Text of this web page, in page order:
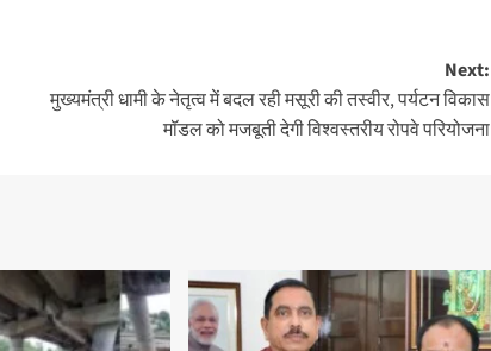
Next:
मुख्यमंत्री धामी के नेतृत्व में बदल रही मसूरी की तस्वीर, पर्यटन विकास
मॉडल को मजबूती देगी विश्वस्तरीय रोपवे परियोजना